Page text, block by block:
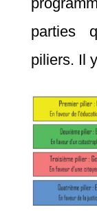
parties
piliers. Il